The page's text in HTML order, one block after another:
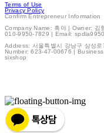
Terms of Use
Privacy Policy
Confirm Entrepreneur Information
Company Name: 흑야 | Owner:
010-9950-7829 | Email:
Address: 서울특별시 강남구 삼성
Number:623-47-00676 |
sixshop